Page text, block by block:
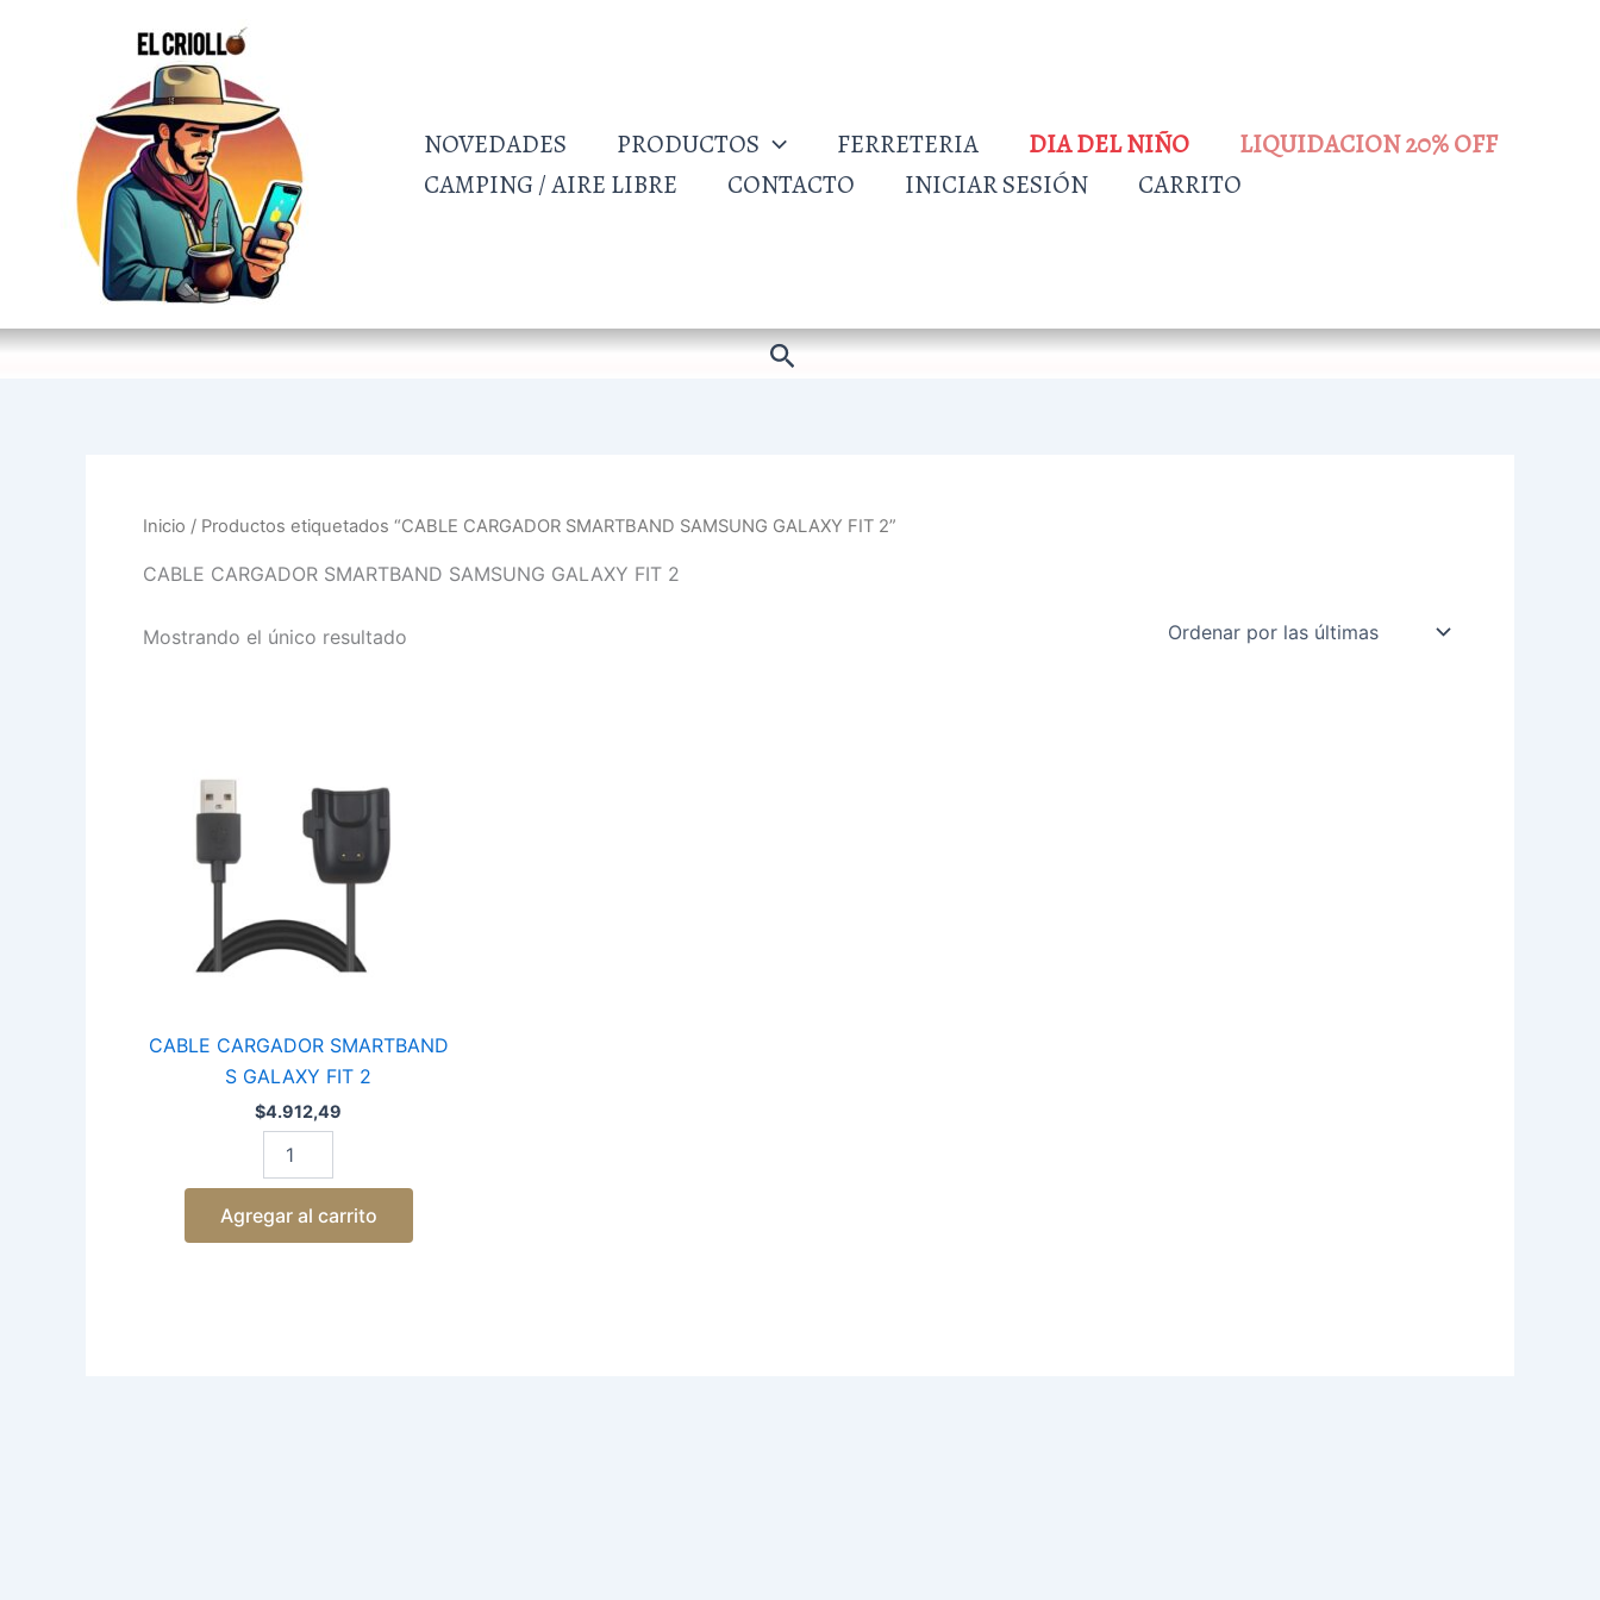
NOVEDADES PRODUCTOS FERRETERIA DIA DEL NIÑO
LIQUIDACION 20% OFF
CAMPING / AIRE LIBRE
CONTACTO INICIAR SESIÓN CARRITO
Buscar
Inicio / Productos etiquetados “CABLE CARGADOR SMARTBAND SAMSUNG GALAXY FIT 2”
CABLE CARGADOR SMARTBAND SAMSUNG GALAXY FIT 2
Mostrando el único resultado
CABLE CARGADOR SMARTBAND
S GALAXY FIT 2
$4.912,49
GALAXY
cantidad
Agregar al carrito